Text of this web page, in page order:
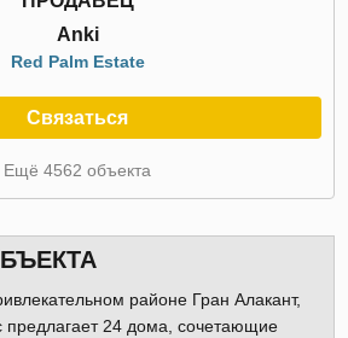
Anki
Red Palm Estate
Связаться
Ещё 4562 объекта
районе Гран Алакант,
предлагает 24 дома, сочетающие